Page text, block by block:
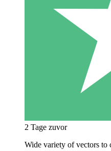
2 Tage zuvor
Wide variety of vectors to